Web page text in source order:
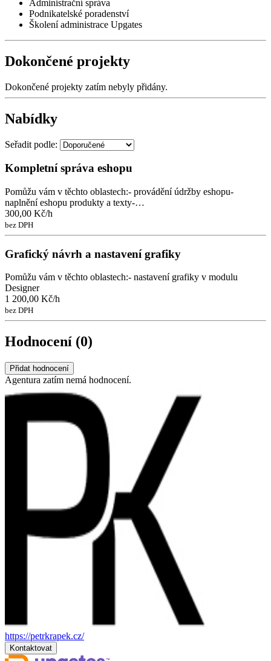
Administrační správa
Podnikatelské poradenství
Školení administrace Upgates
Dokončené projekty
Dokončené projekty zatím nebyly přidány.
Nabídky
Seřadit podle:
Kompletní správa eshopu
Pomůžu vám v těchto oblastech:- provádění údržby eshopu-
naplnění eshopu produkty a texty-…
300,00 Kč/h
bez DPH
Grafický návrh a nastavení grafiky
Pomůžu vám v těchto oblastech:- nastavení grafiky v modulu
Designer
1 200,00 Kč/h
bez DPH
Hodnocení (0)
Přidat hodnocení
Agentura zatím nemá hodnocení.
https://petrkrapek.cz/
Kontaktovat